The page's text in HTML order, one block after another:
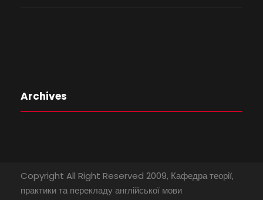
Archives
Copyright All Right Reserved 2009, Кафедра теорії,
практики та перекладу англійської мови